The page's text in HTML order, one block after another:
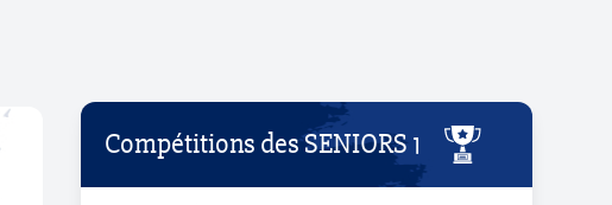
Compétitions des SENIORS 1